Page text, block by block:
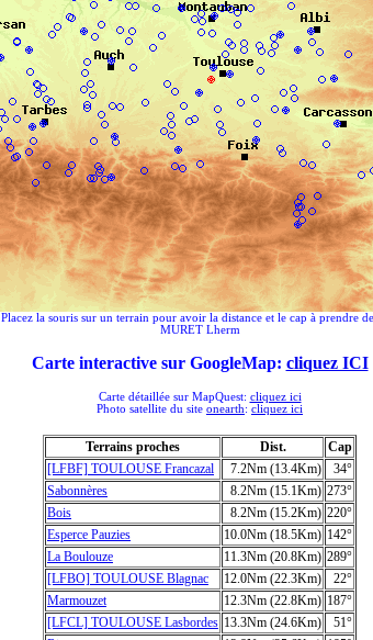
Placez la souris sur un terrain pour avoir la distance et le cap à prendre
MURET Lherm
Carte interactive sur GoogleMap: cliquez ICI
Carte détaillée sur MapQuest: cliquez ici
Photo satellite du site onearth: cliquez ici
Terrains proches Dist.
Cap
[LFBF] TOULOUSE Francazal
7.2Nm (13.4Km)
34°
Sabonnères
8.2Nm (15.1Km) 273°
Bois
8.2Nm (15.2Km) 220°
Esperce Pauzies
10.0Nm (18.5Km) 142°
La Boulouze
11.3Nm (20.8Km) 289°
[LFBO] TOULOUSE Blagnac
12.0Nm (22.3Km)
22°
Marmouzet
12.3Nm (22.8Km) 187°
[LFCL] TOULOUSE Lasbordes 13.3Nm (24.6Km)
51°